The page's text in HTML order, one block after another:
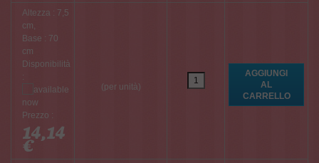
Altezza : 7,5
cm,
Base : 70
cm
Disponibilità
:
Prezzo :
14,14
€
(per unità)